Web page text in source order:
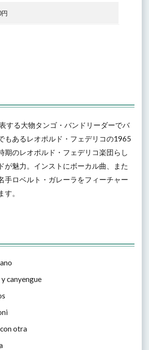
円
する大物タンゴ・バンドリーダーでバ
もあるレオポルド・フェデリコの1965
期のレオポルド・フェデリコ楽団らし
が魅力。インストにボーカル曲、また
手ロベルト・ガレーラをフィーチャー
す。
canyengue
otra